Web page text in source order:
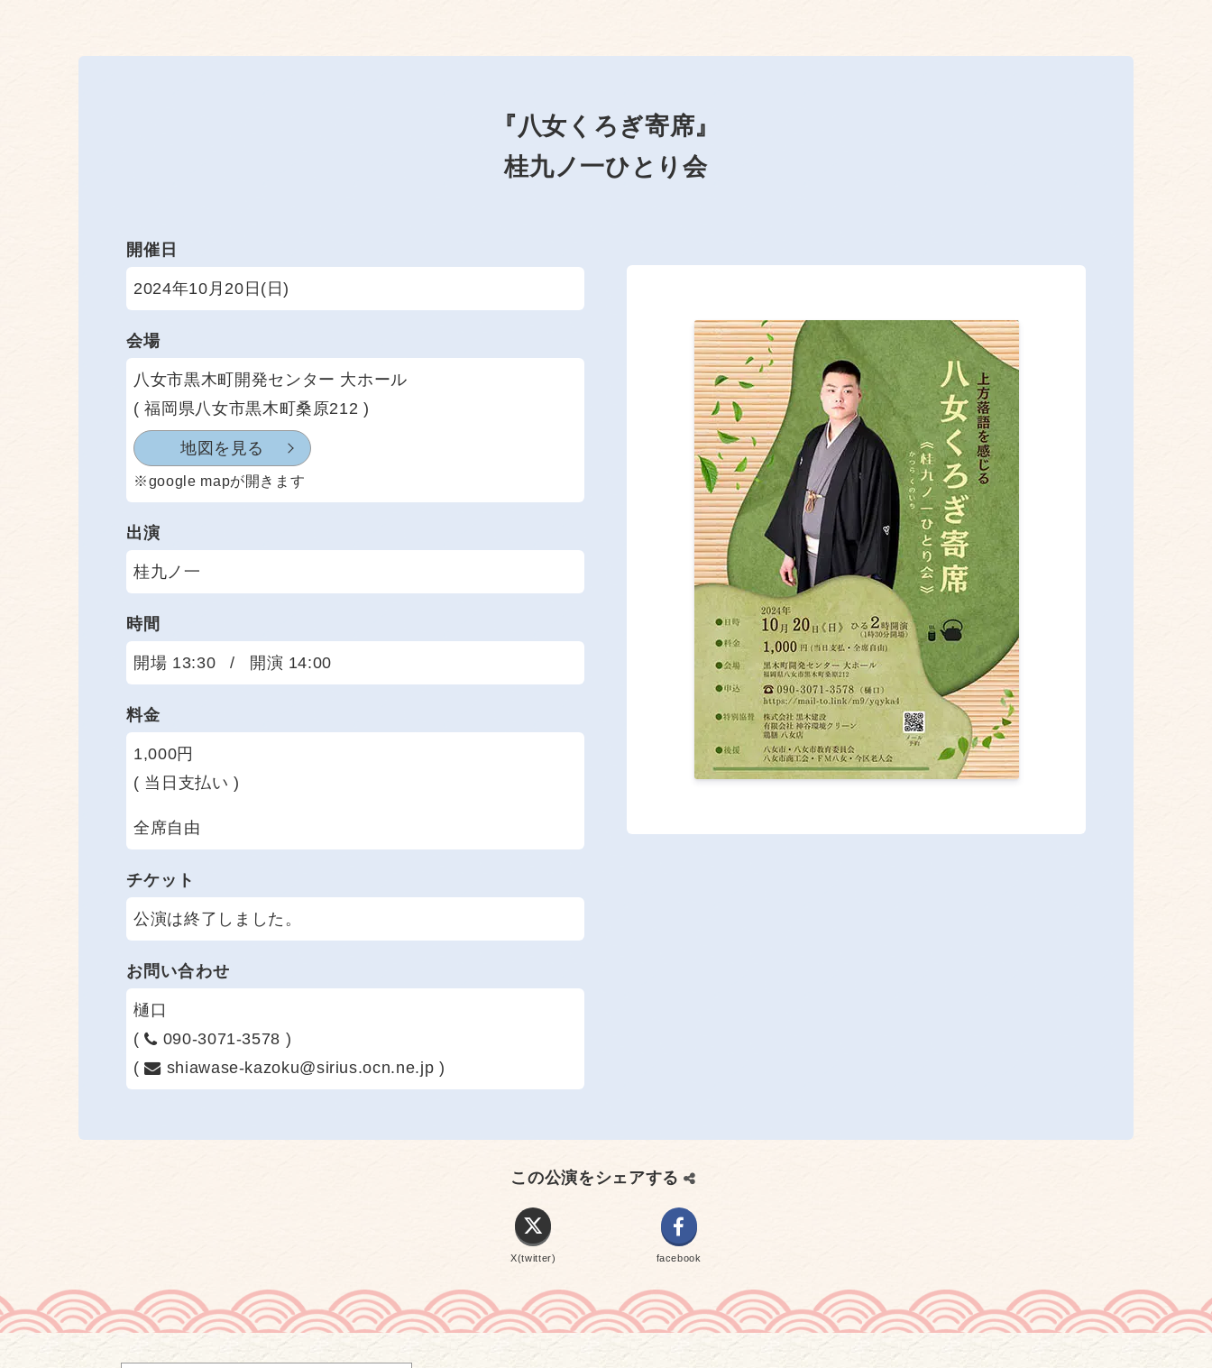
『八女くろぎ寄席』
桂九ノ一ひとり会
開催日
2024年10月20日(日)
会場
八女市黒木町開発センター 大ホール
( 福岡県八女市黒木町桑原212 )
地図を見る
※google mapが開きます
出演
桂九ノ一
時間
開場 13:30 / 開演 14:00
料金
1,000円
( 当日支払い )
全席自由
チケット
公演は終了しました。
お問い合わせ
樋口
(
090-3071-3578 )
(
shiawase-kazoku@sirius.ocn.ne.jp )
この公演をシェアする
X(twitter) facebook